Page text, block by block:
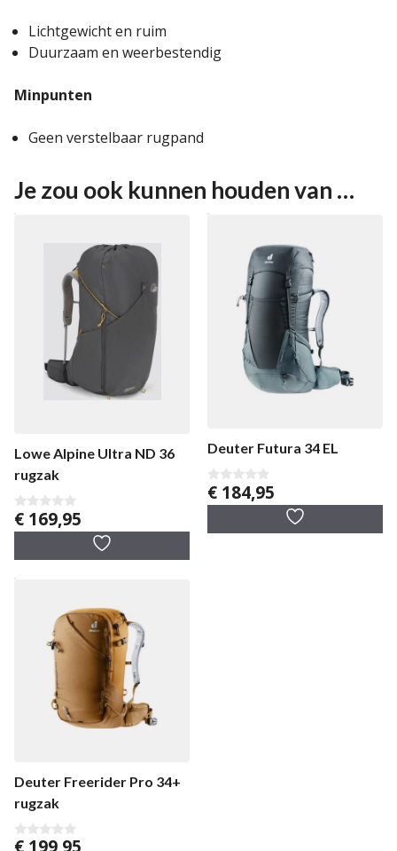
Lichtgewicht en ruim
Duurzaam en weerbestendig
Minpunten
Geen verstelbaar rugpand
Je zou ook kunnen houden van …
Lowe Alpine Ultra ND 36
rugzak
0
v
5
€ 169,95
Deuter Futura 34 EL
0
v
5
€ 184,95
Deuter Freerider Pro 34+
rugzak
0